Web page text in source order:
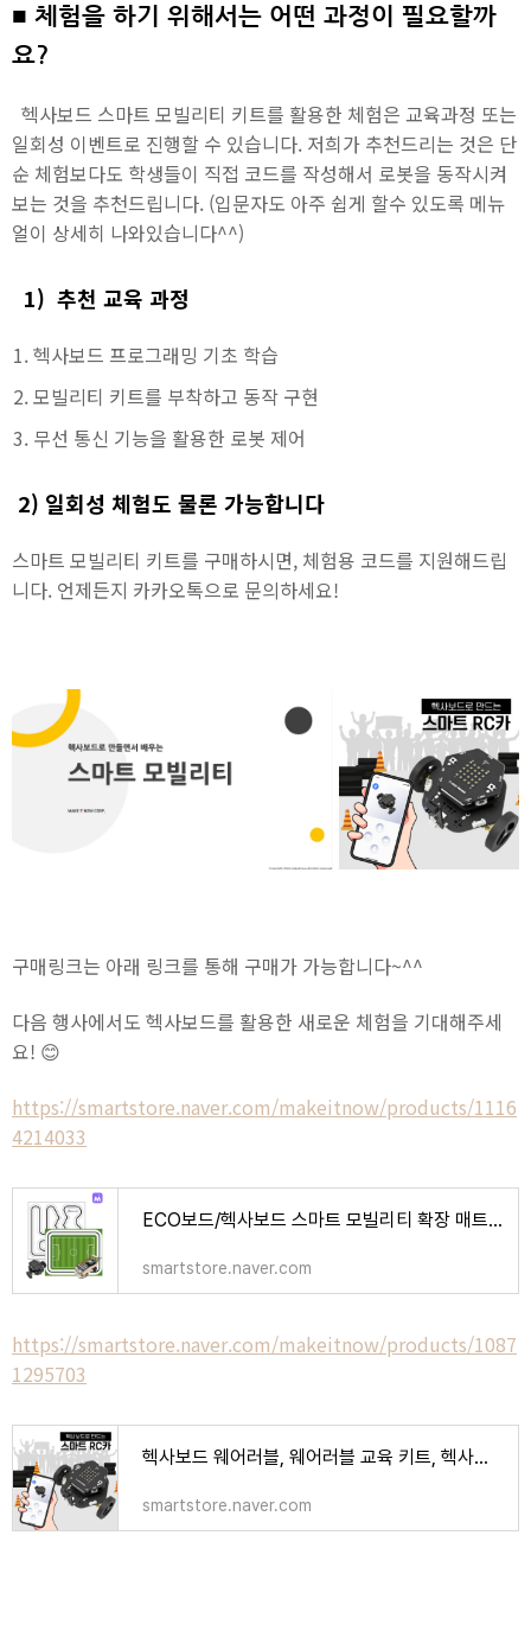
■ 체험을 하기 위해서는 어떤 과정이 필요할까
요?
헥사보드 스마트 모빌리티 키트를 활용한 체험은 교육과정 또는
일회성 이벤트로 진행할 수 있습니다. 저희가 추천드리는 것은 단
순 체험보다도 학생들이 직접 코드를 작성해서 로봇을 동작시켜
보는 것을 추천드립니다. (입문자도 아주 쉽게 할수 있도록 메뉴
얼이 상세히 나와있습니다^^)
1) 추천 교육 과정
헥사보드 프로그래밍 기초 학습
모빌리티 키트를 부착하고 동작 구현
무선 통신 기능을 활용한 로봇 제어
2) 일회성 체험도 물론 가능합니다
스마트 모빌리티 키트를 구매하시면, 체험용 코드를 지원해드립
니다. 언제든지 카카오톡으로 문의하세요!
구매링크는 아래 링크를 통해 구매가 가능합니다~^^
다음 행사에서도 헥사보드를 활용한 새로운 체험을 기대해주세
요! 😊
https://smartstore.naver.com/makeitnow/products/1116
4214033
ECO보드/헥사보드 스마트 모빌리티 확장 매트 : 메이크잇나우
smartstore.naver.com
https://smartstore.naver.com/makeitnow/products/1087
1295703
헥사보드 웨어러블, 웨어러블 교육 키트, 헥사보드 스마트워치 : 메이크잇나우
smartstore.naver.com